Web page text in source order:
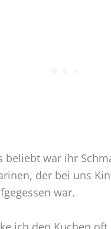
beliebt war ihr
der bei uns
war.